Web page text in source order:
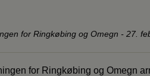
for Ringkøbing og Omegn - 27.
for Ringkøbing og Omegn